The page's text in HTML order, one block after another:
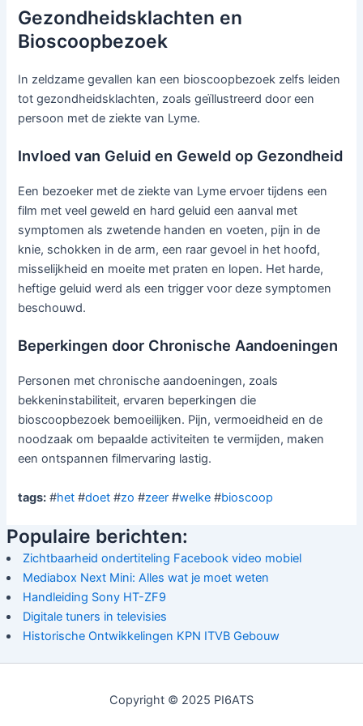
Gezondheidsklachten en
Bioscoopbezoek
In zeldzame gevallen kan een bioscoopbezoek zelfs leiden
tot gezondheidsklachten, zoals geïllustreerd door een
persoon met de ziekte van Lyme.
Invloed van Geluid en Geweld op Gezondheid
Een bezoeker met de ziekte van Lyme ervoer tijdens een
film met veel geweld en hard geluid een aanval met
symptomen als zwetende handen en voeten, pijn in de
knie, schokken in de arm, een raar gevoel in het hoofd,
misselijkheid en moeite met praten en lopen. Het harde,
heftige geluid werd als een trigger voor deze symptomen
beschouwd.
Beperkingen door Chronische Aandoeningen
Personen met chronische aandoeningen, zoals
bekkeninstabiliteit, ervaren beperkingen die
bioscoopbezoek bemoeilijken. Pijn, vermoeidheid en de
noodzaak om bepaalde activiteiten te vermijden, maken
een ontspannen filmervaring lastig.
tags: #het #doet #zo #zeer #welke #bioscoop
Populaire berichten:
Zichtbaarheid ondertiteling Facebook video mobiel
Mediabox Next Mini: Alles wat je moet weten
Handleiding Sony HT-ZF9
Digitale tuners in televisies
Historische Ontwikkelingen KPN ITVB Gebouw
Copyright © 2025 PI6ATS